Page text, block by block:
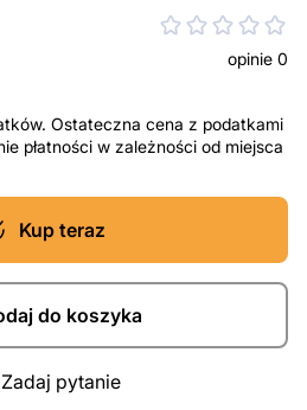
opinie 0
Ostateczna cena z podatkami
płatności w zależności od miejsca
Kup teraz
do koszyka
Zadaj pytanie